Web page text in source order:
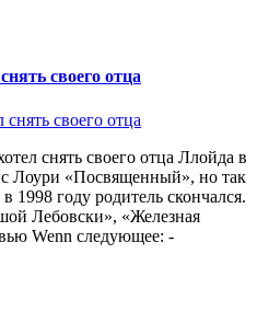
своего отца
снять своего отца Ллойда в
Лоури «Посвященный», но так
1998 году родитель скончался.
Лебовски», «Железная
Wenn следующее: -